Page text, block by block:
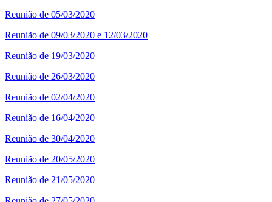
Reunião de 05/03/2020
Reunião de 09/03/2020 e 12/03/2020
Reunião de 19/03/2020
Reunião de 26/03/2020
Reunião de 02/04/2020
Reunião de 16/04/2020
Reunião de 30/04/2020
Reunião de 20/05/2020
Reunião de 21/05/2020